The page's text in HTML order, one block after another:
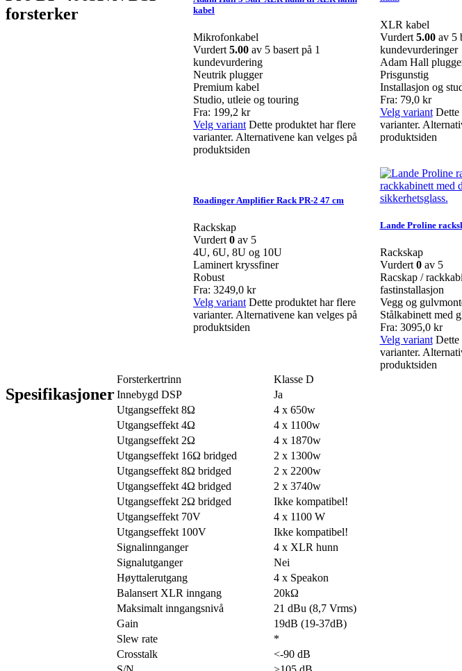
forsterker
kabel
Mikrofonkabel
Vurdert5.00 av 5 basert på 1
kundevurdering
Neutrik plugger
Premium kabel
Studio, utleie og touring
Fra: 199,2kr
Velg variant Dette produktet har flere
varianter. Alternativene kan velges på
produktsiden
XLR kabel
Vurdert 5.00av 5
kundevurderinger
Adam Hall
Prisgunstig
Installasjon og
Fra: 79,0 kr
Velg variant Dette
varianter.
produktsiden
Roadinger Amplifier Rack PR-2 47 cm
Rackskap
Vurdert0 av 5
4U, 6U, 8U og 10U
Laminert kryssfiner
Robust
Fra:3249,0kr
Velg variant Dette produktet har flere
varianter. Alternativene kan velges på
produktsiden
Lande Proline
Rackskap
Vurdert 0av 5
Racskap /
fastinstallasjon
Vegg og
Stålkabinett med
Fra: 3095,0 kr
Velg variant Dette
varianter.
produktsiden
Spesifikasjoner
Forsterkertrinn
Klasse D
Innebygd DSP
Ja
Utgangseffekt 8Ω
4 x 650w
Utgangseffekt 4Ω
4 x 1100w
Utgangseffekt 2Ω
4 x 1870w
Utgangseffekt 16Ω bridged
2 x 1300w
Utgangseffekt 8Ω bridged
2 x 2200w
Utgangseffekt 4Ω bridged
2 x 3740w
Utgangseffekt 2Ω bridged
Ikke kompatibel!
Utgangseffekt 70V
4 x 1100 W
Utgangseffekt 100V
Ikke kompatibel!
Signalinnganger
4 x XLR hunn
Signalutganger
Nei
Høyttalerutgang
4 x Speakon
Balansert XLR inngang
20kΩ
Maksimalt inngangsnivå
21 dBu (8,7 Vrms)
Gain
19dB (19-37dB)
Slew rate
*
Crosstalk
<-90 dB